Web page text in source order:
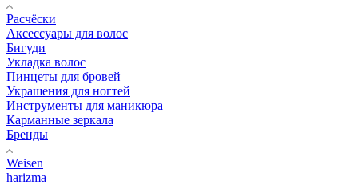
Расчёски
Аксессуары для волос
Бигуди
Укладка волос
Пинцеты для бровей
Украшения для ногтей
Инструменты для маникюра
Карманные зеркала
Бренды
Weisen
harizma